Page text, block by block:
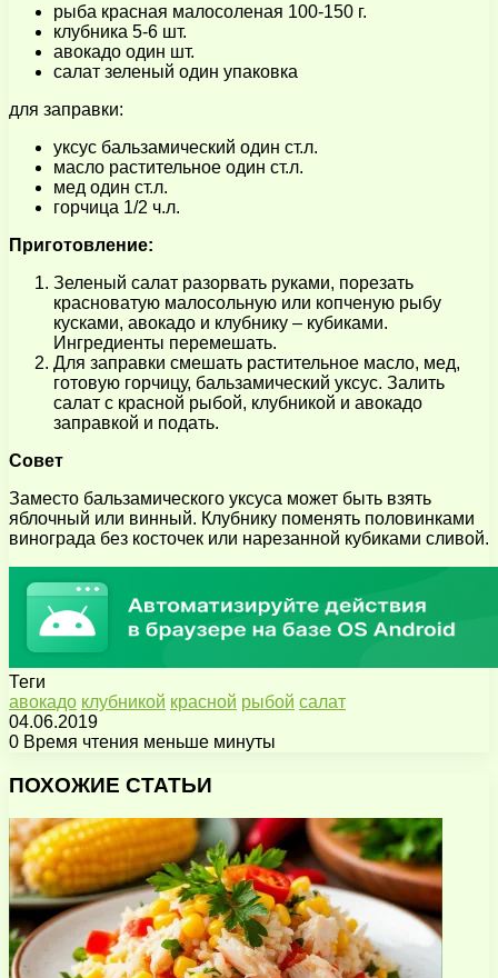
рыба красная малосоленая 100-150 г.
клубника 5-6 шт.
авокадо один шт.
салат зеленый один упаковка
для заправки:
уксус бальзамический один ст.л.
масло растительное один ст.л.
мед один ст.л.
горчица 1/2 ч.л.
Приготовление:
Зеленый салат разорвать руками, порезать
красноватую малосольную или копченую рыбу
кусками, авокадо и клубнику – кубиками.
Ингредиенты перемешать.
Для заправки смешать растительное масло, мед,
готовую горчицу, бальзамический уксус. Залить
салат с красной рыбой, клубникой и авокадо
заправкой и подать.
Совет
Заместо бальзамического уксуса может быть взять
яблочный или винный. Клубнику поменять половинками
винограда без косточек или нарезанной кубиками сливой.
Теги
авокадо клубникой красной рыбой салат
04.06.2019
0 Время чтения меньше минуты
через
почту
ПОХОЖИЕ СТАТЬИ